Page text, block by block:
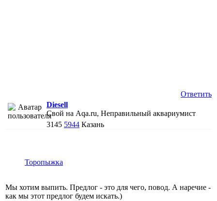
Ответить
Diesell
Свой на Aqa.ru, Неправильный аквариумист
3145 5944 Казань
Торопыжка
Мы хотим выпить. Предлог - это для чего, повод. А наречие -
как мы этот предлог будем искать.)